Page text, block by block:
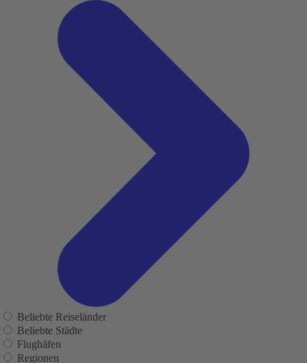
Beliebte Reiseländer
Beliebte Städte
Flughäfen
Regionen